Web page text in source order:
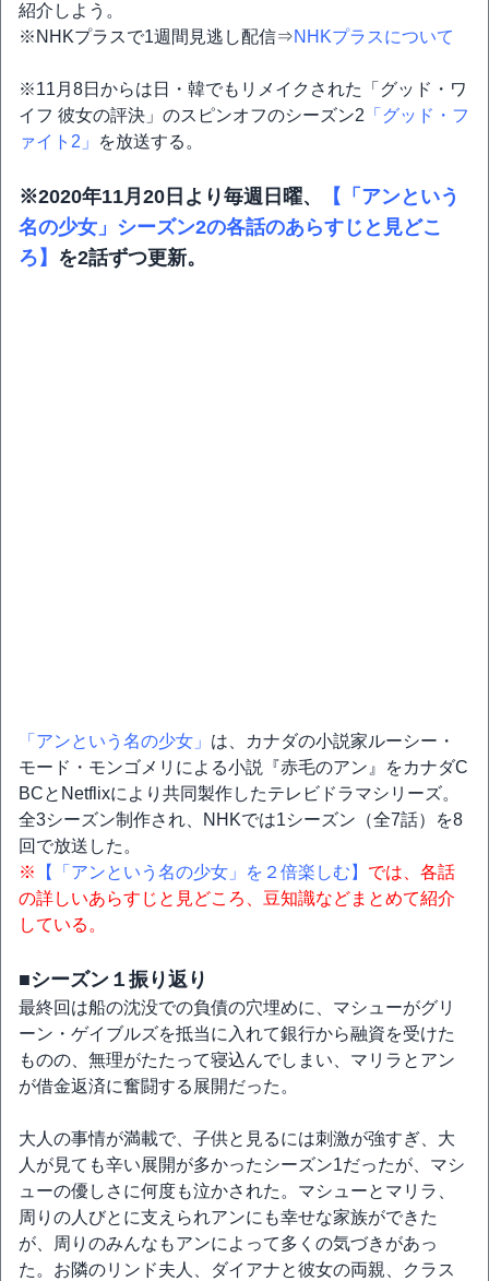
紹介しよう。
※NHKプラスで1週間見逃し配信⇒NHKプラスについて
※11月8日からは日・韓でもリメイクされた「グッド・ワ
イフ 彼女の評決」のスピンオフのシーズン2 「グッド・フ
ァイト2」
を放送する。
※2020年11月20日より毎週日曜、
【「アンという
名の少女」シーズン2の各話のあらすじと見どこ
ろ】 を2話ずつ更新。
「アンという名の少女」 は、カナダの小説家ルーシー・
モード・モンゴメリによる小説『赤毛のアン』をカナダC
BCとNetflixにより共同製作したテレビドラマシリーズ。
全3シーズン制作され、NHKでは1シーズン（全7話）を8
回で放送した。
※
【「アンという名の少女」を２倍楽しむ】 では、各話
の詳しいあらすじと見どころ、豆知識などまとめて紹介
している。
■シーズン１振り返り
最終回は船の沈没での負債の穴埋めに、マシューがグリ
ーン・ゲイブルズを抵当に入れて銀行から融資を受けた
ものの、無理がたたって寝込んでしまい、マリラとアン
が借金返済に奮闘する展開だった。
大人の事情が満載で、子供と見るには刺激が強すぎ、大
人が見ても辛い展開が多かったシーズン1だったが、マシ
ューの優しさに何度も泣かされた。マシューとマリラ、
周りの人びとに支えられアンにも幸せな家族ができた
が、周りのみんなもアンによって多くの気づきがあっ
た。お隣のリンド夫人、ダイアナと彼女の両親、クラス